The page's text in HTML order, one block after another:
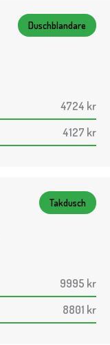
Duschblandare
4724 kr
4127 kr
Takdusch
9995 kr
8801 kr